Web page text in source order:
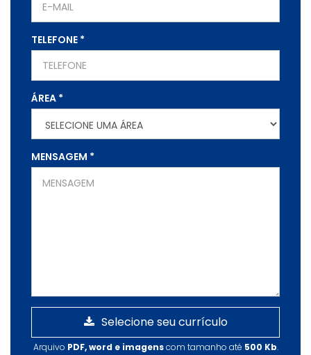
TELEFONE *
ÁREA *
MENSAGEM *
Selecione seu currículo
Arquivo PDF, word e imagenscom tamanho até 500 Kb.